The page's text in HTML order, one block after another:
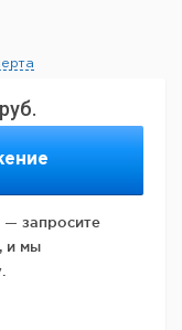
руб.
— запросите
и мы